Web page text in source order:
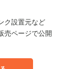
ク設置元など
売ページで公開